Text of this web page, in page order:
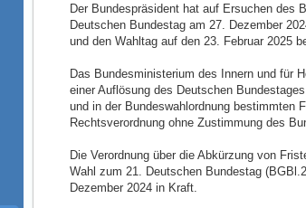
Der Bundespräsident hat auf Ersuchen des
Deutschen Bundestag am 27. Dezember
und den Wahltag auf den 23. Februar 2025
Das Bundesministerium des Innern und für
einer Auflösung des Deutschen
und in der Bundeswahlordnung bestimmten
Rechtsverordnung ohne Zustimmung des
Die Verordnung über die Abkürzung von
Wahl zum 21. Deutschen Bundestag
Dezember 2024 in Kraft.